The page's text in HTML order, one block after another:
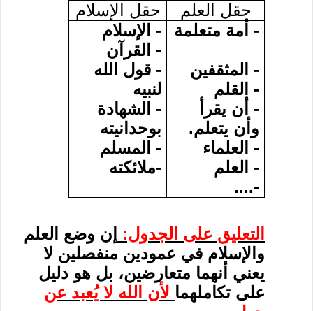
حقل العلم
حقل الإسلام
- أمة متعلمة
- المثقفين
- القلم
- أن يقرأ
وأن يتعلم.
- العلماء
- العلم
-....
- الإسلام
- القرآن
- قول الله
لنبيه
- الشهادة
بوحدانيته
- المسلم
-ملائكته
التعليق على الجدول:
إن وضع العلم
والإسلام في عمودين منفصلين لا
يعني أنهما متعارضين، بل هو دليل
على تكاملهما لأن الله لا يُعبد عن